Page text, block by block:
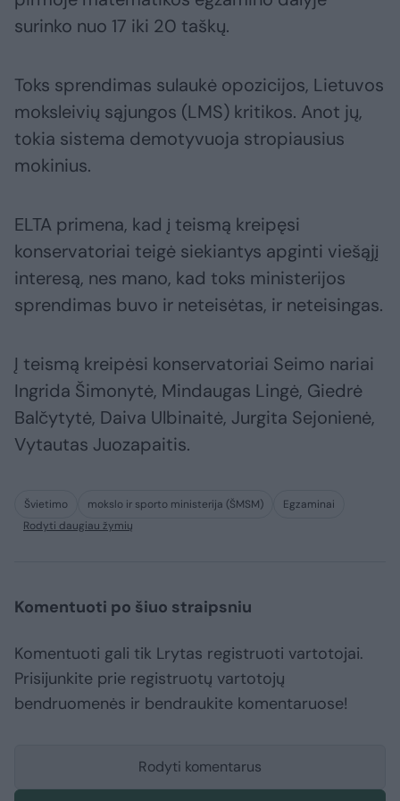
surinko nuo 17 iki 20 taškų.
Toks sprendimas sulaukė opozicijos, Lietuvos
moksleivių sąjungos (LMS) kritikos. Anot jų,
tokia sistema demotyvuoja stropiausius
mokinius.
ELTA primena, kad į teismą kreipęsi
konservatoriai teigė siekiantys apginti viešąjį
interesą, nes mano, kad toks ministerijos
sprendimas buvo ir neteisėtas, ir neteisingas.
Į teismą kreipėsi konservatoriai Seimo nariai
Ingrida Šimonytė, Mindaugas Lingė, Giedrė
Balčytytė, Daiva Ulbinaitė, Jurgita Sejonienė,
Vytautas Juozapaitis.
Švietimo mokslo ir sporto ministerija (ŠMSM)
Egzaminai
Rodyti daugiau žymių
Komentuoti po šiuo straipsniu
Komentuoti gali tik Lrytas registruoti vartotojai.
Prisijunkite prie registruotų vartotojų
bendruomenės ir bendraukite komentaruose!
Rodyti komentarus